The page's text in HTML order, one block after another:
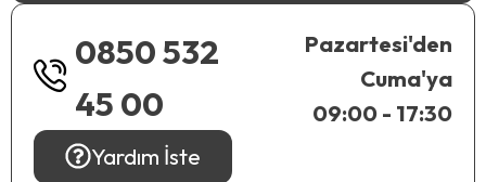
0850 532
45 00
Yardım İste
Pazartesi'den
Cuma'ya
09:00 - 17:30